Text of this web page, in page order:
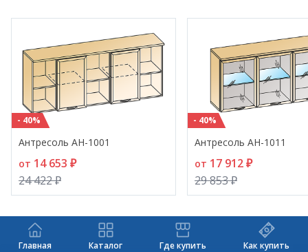
- 40%
Антресоль АН-1001
от 14 653 ₽
24 422 ₽
- 40%
Антресоль АН-1011
от 17 912 ₽
29 853 ₽
Главная Каталог Где купить Как купить